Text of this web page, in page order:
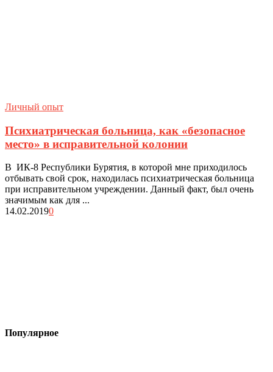
Личный опыт
Психиатрическая больница, как «безопасное
место» в исправительной колонии
В ИК-8 Республики Бурятия, в которой мне приходилось
отбывать свой срок, находилась психиатрическая больница
при исправительном учреждении. Данный факт, был очень
значимым как для ...
14.02.20190
Популярное